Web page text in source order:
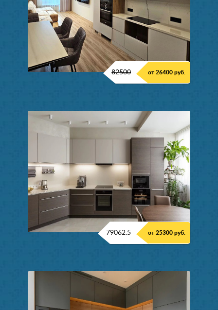
82500 от 26400 руб.
79062.5 от 25300 руб.